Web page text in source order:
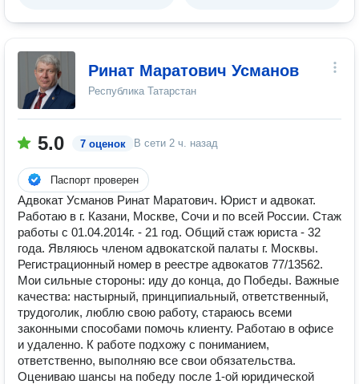
Ринат Маратович Усманов
Республика Татарстан
5.0 7 оценок В сети 2 ч. назад
Паспорт проверен
Адвокат Усманов Ринат Маратович. Юрист и адвокат.
Работаю в г. Казани, Москве, Сочи и по всей России. Стаж
работы с 01.04.2014г. - 21 год. Общий стаж юриста - 32
года. Являюсь членом адвокатской палаты г. Москвы.
Регистрационный номер в реестре адвокатов 77/13562.
Мои сильные стороны: иду до конца, до Победы. Важные
качества: настырный, принципиальный, ответственный,
трудоголик, люблю свою работу, стараюсь всеми
законными способами помочь клиенту. Работаю в офисе
и удаленно. К работе подхожу с пониманием,
ответственно, выполняю все свои обязательства.
Оцениваю шансы на победу после 1-ой юридической